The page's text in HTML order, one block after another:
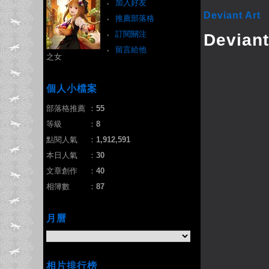
Deviant Art
加入好友
推薦部落格
訂閱關注
留言給他
之女
個人小檔案
部落格推薦 ： 55
等級
： 8
點閱人氣
： 1,912,591
本日人氣
： 30
文章創作
： 40
相簿數
： 87
月曆
相片排行榜